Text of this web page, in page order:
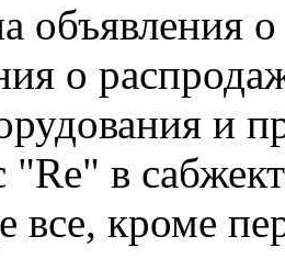
объявления
о
и
"Re" в
все, кроме